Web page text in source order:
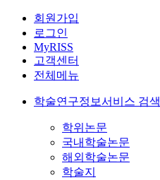
회원가입
로그인
MyRISS
고객센터
전체메뉴
학술연구정보서비스 검색
학위논문
국내학술논문
해외학술논문
학술지